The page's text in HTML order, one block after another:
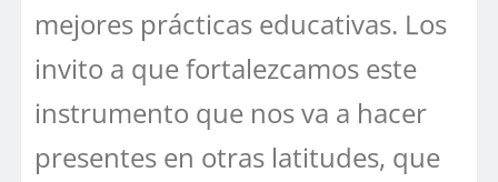
mejores prácticas educativas. Los
invito a que fortalezcamos este
instrumento que nos va a hacer
presentes en otras latitudes, que